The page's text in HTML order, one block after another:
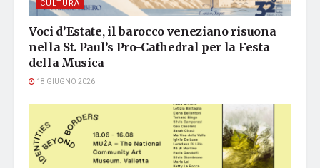
CULTURA
Voci d’Estate, il barocco veneziano risuona
nella St. Paul’s Pro-Cathedral per la Festa
della Musica
18 GIUGNO 2026